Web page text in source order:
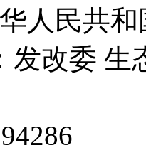
人民共
发改委 生